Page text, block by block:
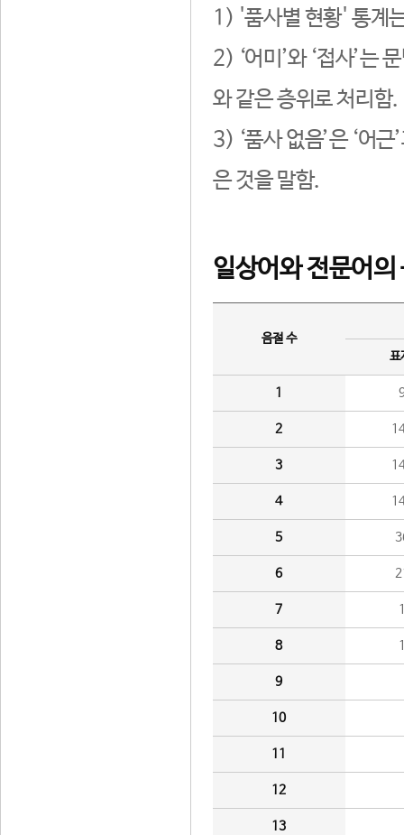
1) '품사별 현황' 통계
2) ‘어미’와 ‘접사’는
와 같은 층위로 처리함.
3) ‘품사 없음’은 ‘어
은 것을 말함.
일상어와 전문어의
음절 수
표
1
2
3
4
5
6
7
8
9
10
11
12
13